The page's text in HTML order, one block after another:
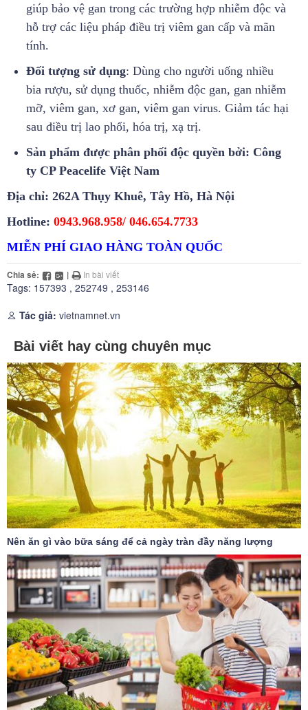
giúp bảo vệ gan trong các trường hợp nhiễm độc và
hỗ trợ các liệu pháp điều trị viêm gan cấp và mãn
tính.
Đối tượng sử dụng: Dùng cho người uống nhiều
bia rượu, sử dụng thuốc, nhiễm độc gan, gan nhiễm
mỡ, viêm gan, xơ gan, viêm gan virus. Giảm tác hại
sau điều trị lao phổi, hóa trị, xạ trị.
Sản phẩm được phân phối độc quyền bởi: Công
ty CP Peacelife Việt Nam
Địa chỉ: 262A Thụy Khuê, Tây Hồ, Hà Nội
Hotline: 0943.968.958/ 046.654.7733
MIỄN PHÍ GIAO HÀNG TOÀN QUỐC
Chia sẻ: | In bài viết
Tags: 157393 , 252749 , 253146
Tác giả: vietnamnet.vn
Bài viết hay cùng chuyên mục
Nên ăn gì vào bữa sáng để cả ngày tràn đầy năng lượng